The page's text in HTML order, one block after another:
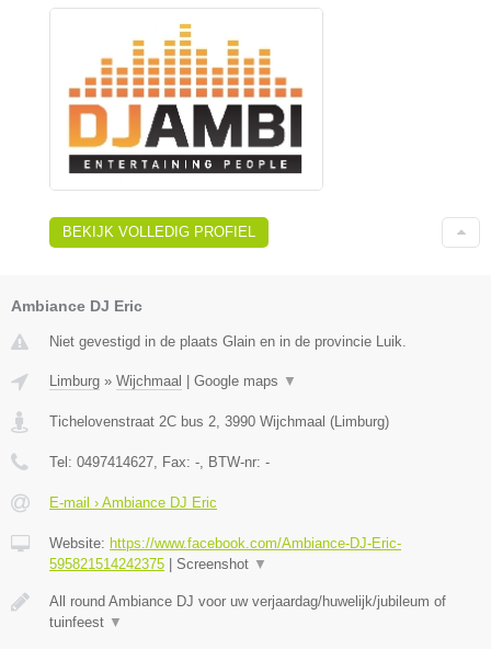
BEKIJK VOLLEDIG PROFIEL
Ambiance DJ Eric
Niet gevestigd in de plaats Glain en in de provincie Luik.
Limburg » Wijchmaal Google maps ▼
Tichelovenstraat 2C bus 2 3990 Wijchmaal ( Limburg)
Tel: 0497414627 , Fax: - , BTW-nr: -
E-mail › Ambiance DJ Eric
Website: https://www.facebook.com/Ambiance-DJ-Eric-
595821514242375
Screenshot ▼
All round Ambiance DJ voor uw verjaardag/huwelijk/jubileum of
tuinfeest ▼